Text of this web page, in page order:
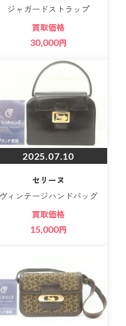
ジャガードストラップ
買取価格
30,000円
2025.07.10
セリーヌ
ヴィンテージハンドバッグ
買取価格
15,000円